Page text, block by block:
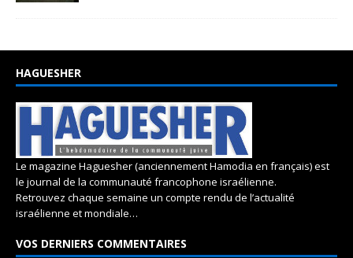
HAGUESHER
Le magazine Haguesher (anciennement Hamodia en français) est
le journal de la communauté francophone israélienne.
Retrouvez chaque semaine un compte rendu de l’actualité
israélienne et mondiale…
VOS DERNIERS COMMENTAIRES